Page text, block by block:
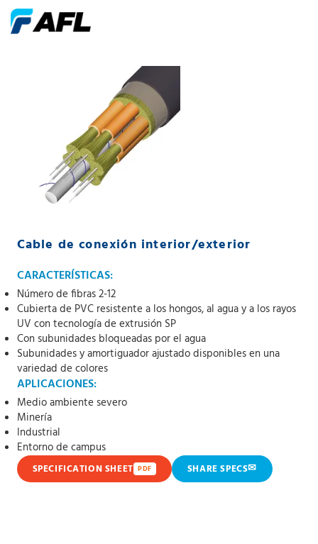
Cable de conexión interior/exterior
CARACTERÍSTICAS:
Número de fibras 2-12
Cubierta de PVC resistente a los hongos, al agua y a los rayos
UV con tecnología de extrusión SP
Con subunidades bloqueadas por el agua
Subunidades y amortiguador ajustado disponibles en una
variedad de colores
APLICACIONES:
Medio ambiente severo
Minería
Industrial
Entorno de campus
SPECIFICATION SHEET PDF SHARE SPECS✉